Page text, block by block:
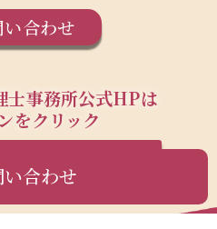
い合わせ
士事務所公式HPは
をクリック
合わせ